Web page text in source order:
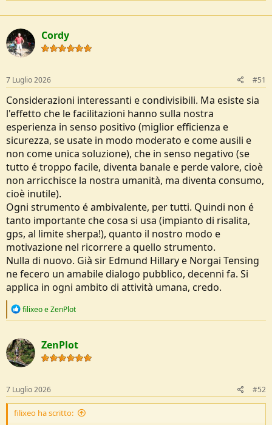
formazione e della responsabilità, quando viene confusa con il fine
anziché con il mezzo. Per questo mi trovo in parte d’accordo con
l’articolo quando denuncia la fuga dal limite e la deriva consumistica
dello sport, ma mi separo nettamente quando sembra suggerire
che “smart” e “più facile” equivalgano sempre e comunque a “meno
uso consapevole e uso deresponsabilizzante degli strumenti.
c
t
i
o
n
Cordy
7 Luglio 2026 #51
Considerazioni interessanti e condivisibili. Ma esiste sia
l'effetto che le facilitazioni hanno sulla nostra
esperienza in senso positivo (miglior efficienza e
sicurezza, se usate in modo moderato e come ausili e
non come unica soluzione), che in senso negativo (se
tutto é troppo facile, diventa banale e perde valore, cioè
non arricchisce la nostra umanità, ma diventa consumo,
cioè inutile).
Ogni strumento é ambivalente, per tutti. Quindi non é
tanto importante che cosa si usa (impianto di risalita,
gps, al limite sherpa!), quanto il nostro modo e
motivazione nel ricorrere a quello strumento.
Nulla di nuovo. Già sir Edmund Hillary e Norgai Tensing
ne fecero un amabile dialogo pubblico, decenni fa. Si
applica in ogni ambito di attività umana, credo.
R
c
t
i
o
s
:
filixeoeZenPlot
ZenPlot
7 Luglio 2026 #52
filixeo ha scritto: